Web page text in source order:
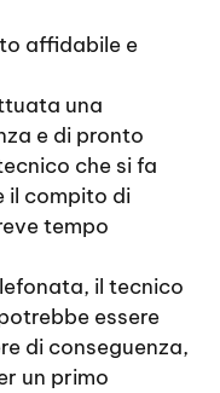
affidabile e
una
e di pronto
che si fa
il compito di
tempo
il tecnico
essere
di conseguenza,
un primo